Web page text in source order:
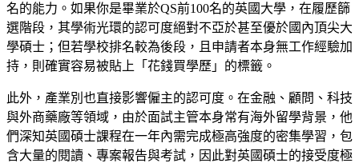
名的能力。如果你是畢業於QS前100名的英國大學，在履歷篩
選階段，其學術光環的認可度絕對不亞於甚至優於國內頂尖大
學碩士；但若學校排名較為後段，且申請者本身無工作經驗加
持，則確實容易被貼上「花錢買學歷」的標籤。
此外，產業別也直接影響僱主的認可度。在金融、顧問、科技
與外商藥廠等領域，由於面試主管本身常有海外留學背景，他
們深知英國碩士課程在一年內需完成極高強度的密集學習，包
含大量的閱讀、專案報告與考試，因此對英國碩士的接受度極